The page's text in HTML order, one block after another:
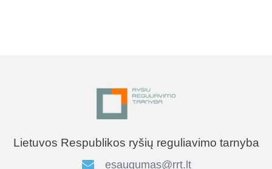
Lietuvos Respublikos ryšių reguliavimo tarnyba
esaugumas@rrt.lt